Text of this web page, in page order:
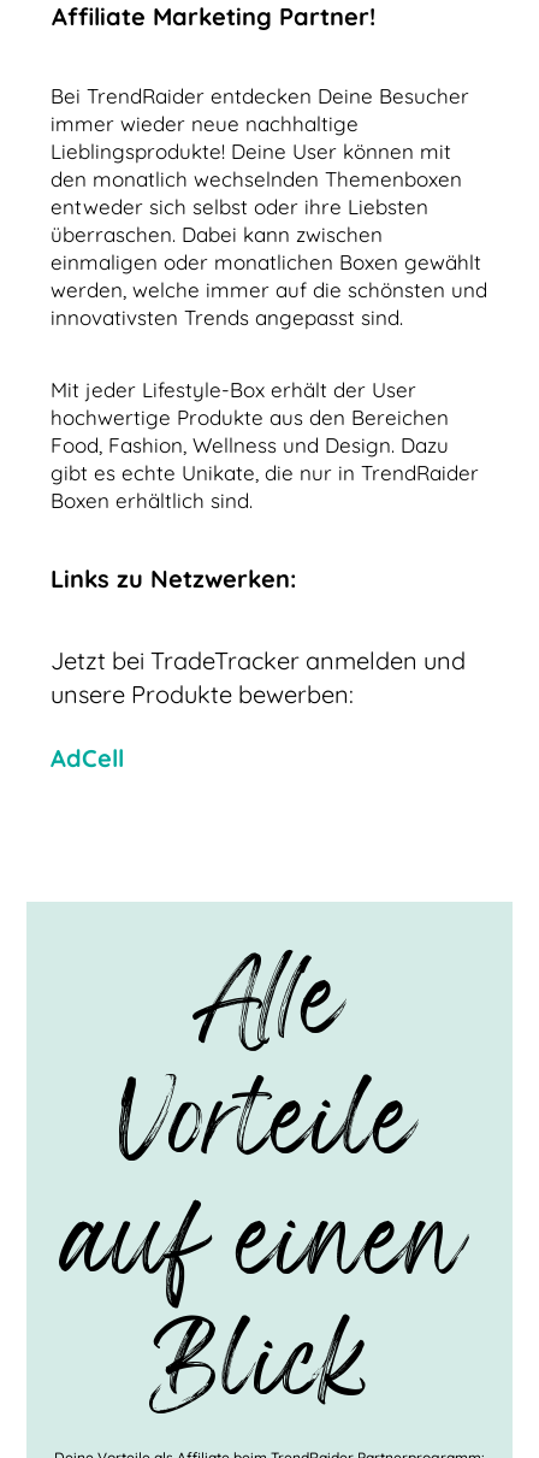
Affiliate Marketing Partner!
Bei TrendRaider entdecken Deine Besucher
immer wieder neue nachhaltige
Lieblingsprodukte! Deine User können mit
den monatlich wechselnden Themenboxen
entweder sich selbst oder ihre Liebsten
überraschen. Dabei kann zwischen
einmaligen oder monatlichen Boxen gewählt
werden, welche immer auf die schönsten und
innovativsten Trends angepasst sind.
Mit jeder Lifestyle-Box erhält der User
hochwertige Produkte aus den Bereichen
Food, Fashion, Wellness und Design. Dazu
gibt es echte Unikate, die nur in TrendRaider
Boxen erhältlich sind.
Links zu Netzwerken:
Jetzt bei TradeTracker anmelden und
unsere Produkte bewerben:
AdCell
Alle
Vorteile
auf einen
Blick